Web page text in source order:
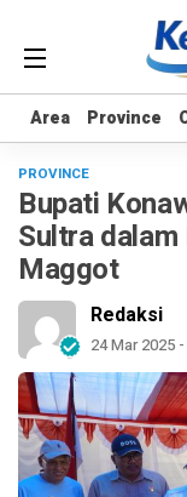
Area Province
Area Province
PROVINCE
Bupati
Sultra
Maggot
Redaksi
24 Mar 2025